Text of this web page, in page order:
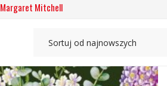
Margaret Mitchell